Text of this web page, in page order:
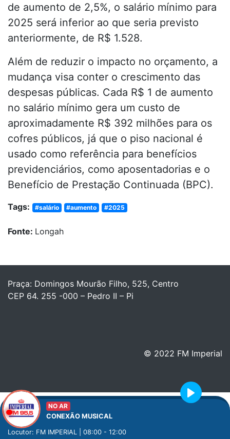
de aumento de 2,5%, o salário mínimo para
2025 será inferior ao que seria previsto
anteriormente, de R$ 1.528.
Além de reduzir o impacto no orçamento, a
mudança visa conter o crescimento das
despesas públicas. Cada R$ 1 de aumento
no salário mínimo gera um custo de
aproximadamente R$ 392 milhões para os
cofres públicos, já que o piso nacional é
usado como referência para benefícios
previdenciários, como aposentadorias e o
Benefício de Prestação Continuada (BPC).
Tags: #salário #aumento #2025
Fonte: Longah
NO AR
CONEXÃO MUSICAL
Play
Locutor: FM IMPERIAL | 08:00 - 12:00
Praça: Domingos Mourão Filho, 525, Centro
CEP 64. 255 -000 – Pedro II – Pi
© 2022 FM Imperial